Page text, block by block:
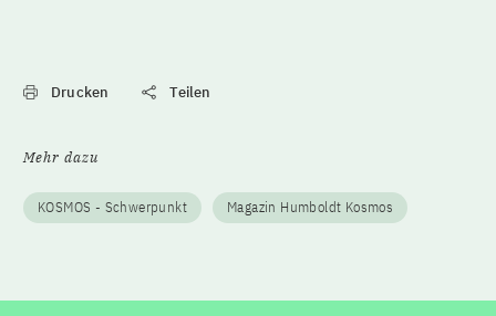
Drucken Teilen
Mehr dazu
KOSMOS - Schwerpunkt Magazin Humboldt Kosmos